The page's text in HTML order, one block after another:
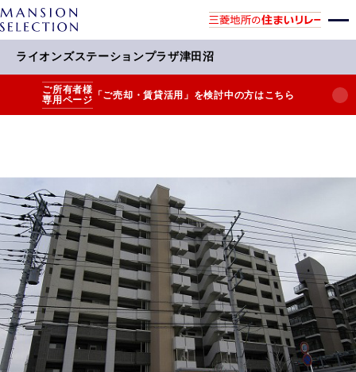
ライオンズステーションプラザ津田沼
ご所有者様
専用ページ 「ご売却・賃貸活用」を検討中の方はこちら